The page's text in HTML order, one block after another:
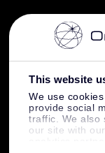
This website
We use
provide social
traffic. We also
our site with